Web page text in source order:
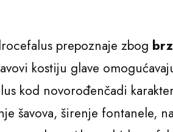
prepoznaje zbog
kostiju glave
kod novorođenčadi
šavova, širenje fontanele,